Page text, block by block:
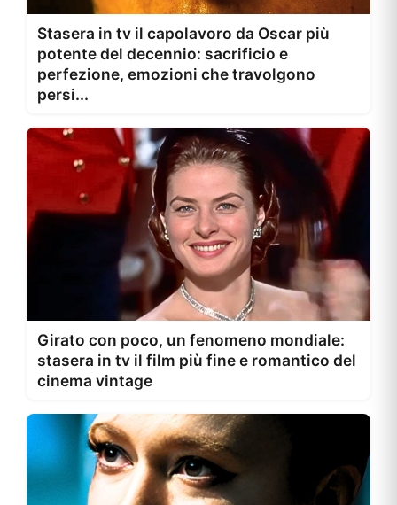
Stasera in tv il capolavoro da Oscar più
potente del decennio: sacrificio e
perfezione, emozioni che travolgono
persi...
Girato con poco, un fenomeno mondiale:
stasera in tv il film più fine e romantico del
cinema vintage